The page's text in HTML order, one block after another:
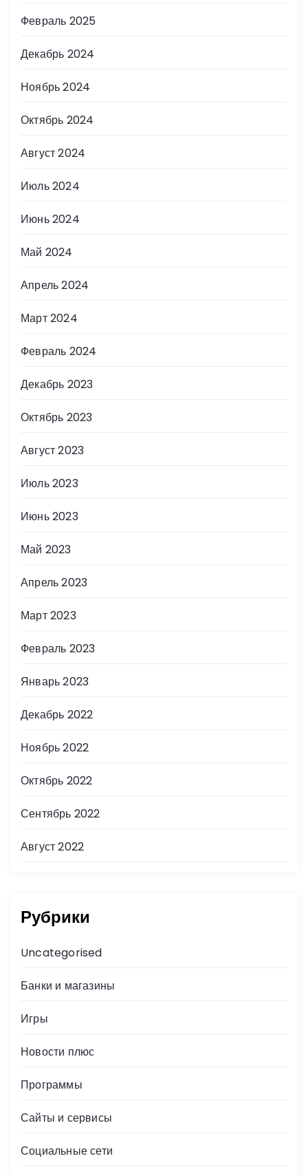
Февраль 2025
Декабрь 2024
Ноябрь 2024
Октябрь 2024
Август 2024
Июль 2024
Июнь 2024
Май 2024
Апрель 2024
Март 2024
Февраль 2024
Декабрь 2023
Октябрь 2023
Август 2023
Июль 2023
Июнь 2023
Май 2023
Апрель 2023
Март 2023
Февраль 2023
Январь 2023
Декабрь 2022
Ноябрь 2022
Октябрь 2022
Сентябрь 2022
Август 2022
Рубрики
Uncategorised
Банки и магазины
Игры
Новости плюс
Программы
Сайты и сервисы
Социальные сети